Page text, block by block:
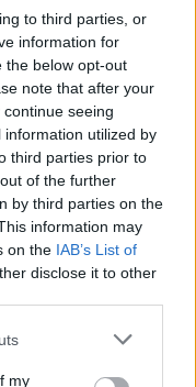
to third parties, or
information for
the below opt-out
note that after your
seeing
utilized by
third parties prior to
of the further
by third parties on the
information may
on the IAB’s List of
disclose it to other
one or more Google
You may click to
my